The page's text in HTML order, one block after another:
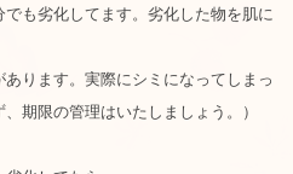
でも劣化してます。劣化した物を肌に
ります。実際にシミになってしまっ
、期限の管理はいたしましょう。）